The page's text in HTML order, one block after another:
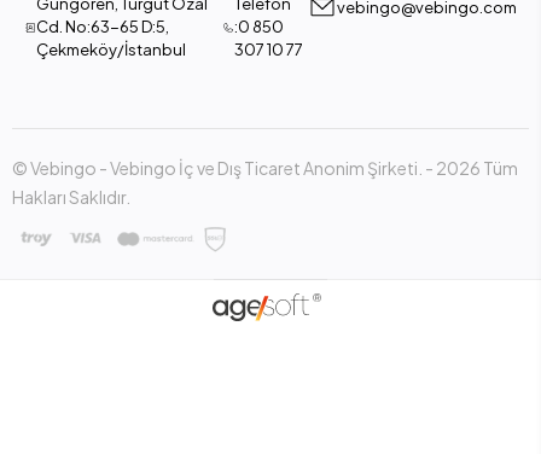
Cd. No:63-65 D:5,
Çekmeköy/İstanbul
:0 850
307 10 77
vebingo@vebingo.com
© Vebingo - Vebingo İç ve Dış Ticaret Anonim Şirketi. - 2026 Tüm
Hakları Saklıdır.